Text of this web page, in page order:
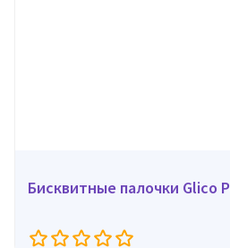
Бисквитные палочки Glico